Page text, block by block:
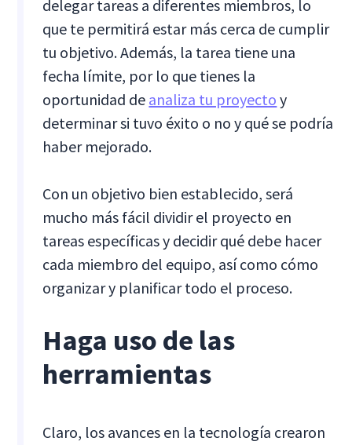
delegar tareas a diferentes miembros, lo
que te permitirá estar más cerca de cumplir
tu objetivo. Además, la tarea tiene una
fecha límite, por lo que tienes la
oportunidad de analiza tu proyecto y
determinar si tuvo éxito o no y qué se podría
haber mejorado.
Con un objetivo bien establecido, será
mucho más fácil dividir el proyecto en
tareas específicas y decidir qué debe hacer
cada miembro del equipo, así como cómo
organizar y planificar todo el proceso.
Haga uso de las
herramientas
Claro, los avances en la tecnología crearon